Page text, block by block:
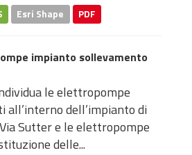
Esri Shape PDF
impianto sollevamento
le elettropompe
dell’impianto di
Sutter e le elettropompe
delle...